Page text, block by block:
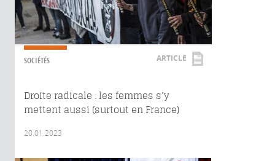
SOCIÉTÉS ARTICLE
Droite radicale : les femmes s’y
mettent aussi (surtout en France)
20.01.2023